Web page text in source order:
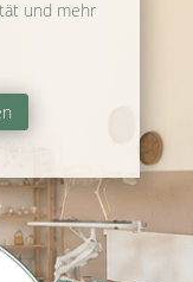
und mehr